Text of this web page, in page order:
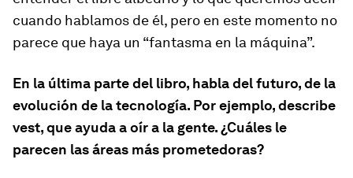
cuando hablamos de él, pero en este momento no
parece que haya un “fantasma en la máquina”.
En la última parte del libro, habla del futuro, de la
evolución de la tecnología. Por ejemplo, describe
vest, que ayuda a oír a la gente. ¿Cuáles le
parecen las áreas más prometedoras?